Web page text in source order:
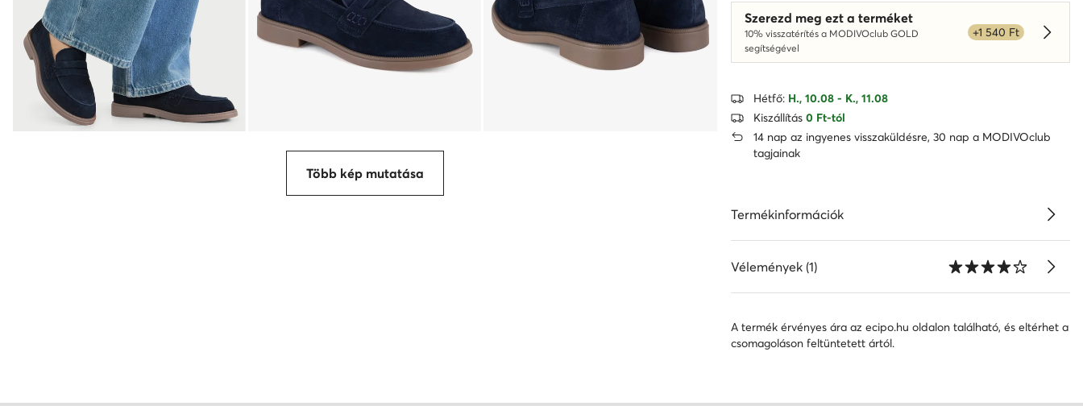
Több kép mutatása
Szerezd meg ezt a terméket
10% visszatérítés a MODIVOclub GOLD
segítségével
+1 540 Ft
Hétfő: H., 10.08 - K., 11.08
Kiszállítás 0 Ft-tól
14 nap az ingyenes visszaküldésre, 30 nap a MODIVOclub
tagjainak
Termékinformációk
Vélemények (1)
A termék érvényes ára az ecipo.hu oldalon található, és eltérhet a
csomagoláson feltüntetett ártól.